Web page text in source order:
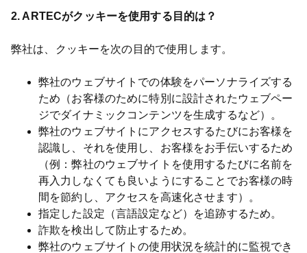
2. ARTECがクッキーを使用する目的は？
弊社は、クッキーを次の目的で使用します。
弊社のウェブサイトでの体験をパーソナライズする
ため（お客様のために特別に設計されたウェブペー
ジでダイナミックコンテンツを生成するなど）。
弊社のウェブサイトにアクセスするたびにお客様を
認識し、それを使用し、お客様をお手伝いするため
（例：弊社のウェブサイトを使用するたびに名前を
再入力しなくても良いようにすることでお客様の時
間を節約し、アクセスを高速化させます）。
指定した設定（言語設定など）を追跡するため。
詐欺を検出して防止するため。
弊社のウェブサイトの使用状況を統計的に監視でき